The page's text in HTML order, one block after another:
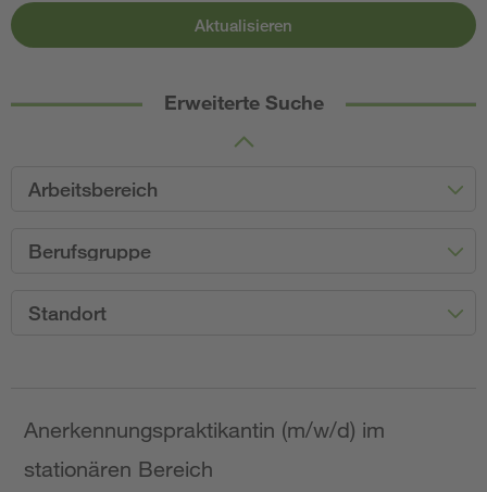
Aktualisieren
Erweiterte Suche
Arbeitsbereich
Berufsgruppe
Standort
Anerkennungspraktikantin (m/w/d) im
stationären Bereich